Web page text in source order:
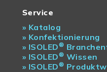
Service
» Katalog
» Konfektionierung
» ISOLED ®
» ISOLED ® Wissen
» ISOLED ®